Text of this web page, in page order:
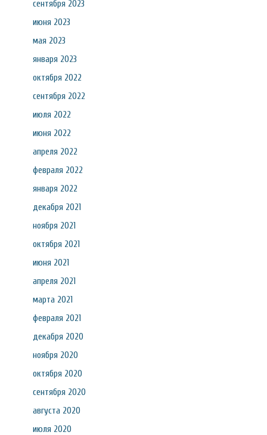
сентября 2023
июня 2023
мая 2023
января 2023
октября 2022
сентября 2022
июля 2022
июня 2022
апреля 2022
февраля 2022
января 2022
декабря 2021
ноября 2021
октября 2021
июня 2021
апреля 2021
марта 2021
февраля 2021
декабря 2020
ноября 2020
октября 2020
сентября 2020
августа 2020
июля 2020